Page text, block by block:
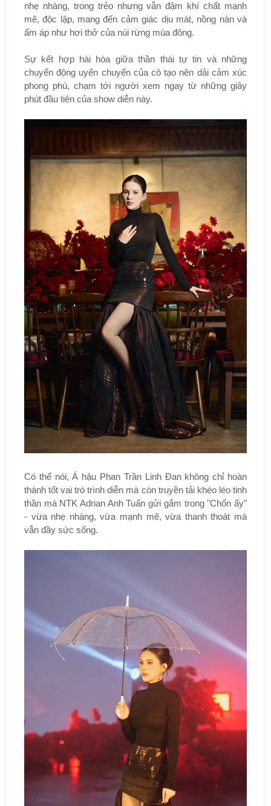
nhẹ nhàng, trong trẻo nhưng vẫn đậm khí chất mạnh
mẽ, độc lập, mang đến cảm giác dịu mát, nồng nàn và
ấm áp như hơi thở của núi rừng mùa đông.
Sự kết hợp hài hòa giữa thần thái tự tin và những
chuyển động uyển chuyển của cô tạo nên dải cảm xúc
phong phú, chạm tới người xem ngay từ những giây
phút đầu tiên của show diễn này.
Có thể nói, Á hậu Phan Trần Linh Đan không chỉ hoàn
thành tốt vai trò trình diễn mà còn truyền tải khéo léo tinh
thần mà NTK Adrian Anh Tuấn gửi gắm trong "Chốn ấy"
- vừa nhẹ nhàng, vừa mạnh mẽ, vừa thanh thoát mà
vẫn đầy sức sống.